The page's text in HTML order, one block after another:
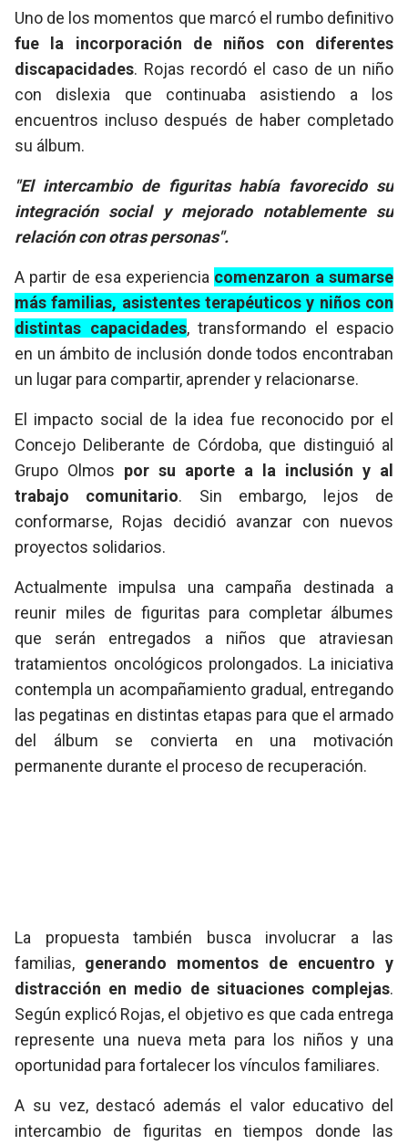
Uno de los momentos que marcó el rumbo definitivo
fue la incorporación de niños con diferentes
discapacidades. Rojas recordó el caso de un niño
con dislexia que continuaba asistiendo a los
encuentros incluso después de haber completado
su álbum.
"El intercambio de figuritas había favorecido su
integración social y mejorado notablemente su
relación con otras personas".
A partir de esa experiencia comenzaron a sumarse
más familias, asistentes terapéuticos y niños con
distintas capacidades, transformando el espacio
en un ámbito de inclusión donde todos encontraban
un lugar para compartir, aprender y relacionarse.
El impacto social de la idea fue reconocido por el
Concejo Deliberante de Córdoba, que distinguió al
Grupo Olmos por su aporte a la inclusión y al
trabajo comunitario. Sin embargo, lejos de
conformarse, Rojas decidió avanzar con nuevos
proyectos solidarios.
Actualmente impulsa una campaña destinada a
reunir miles de figuritas para completar álbumes
que serán entregados a niños que atraviesan
tratamientos oncológicos prolongados. La iniciativa
contempla un acompañamiento gradual, entregando
las pegatinas en distintas etapas para que el armado
del álbum se convierta en una motivación
permanente durante el proceso de recuperación.
La propuesta también busca involucrar a las
familias, generando momentos de encuentro y
distracción en medio de situaciones complejas.
Según explicó Rojas, el objetivo es que cada entrega
represente una nueva meta para los niños y una
oportunidad para fortalecer los vínculos familiares.
A su vez, destacó además el valor educativo del
intercambio de figuritas en tiempos donde las